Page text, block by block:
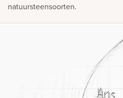
natuursteensoorten.